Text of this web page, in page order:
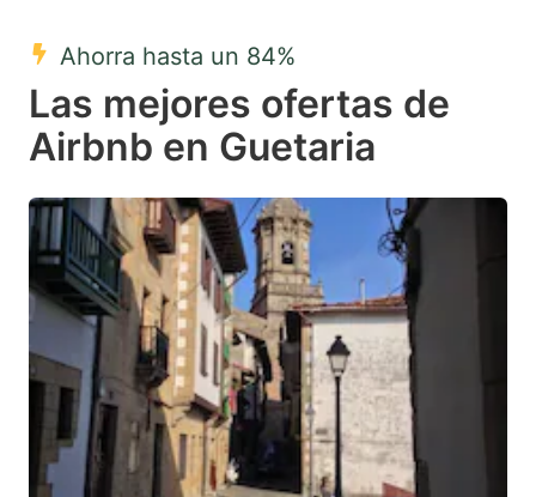
key
to
get
keyboard
shortcuts
for
changing
dates.
to
get
the
keyboard
shortcuts
changing
dates.
Ahorra hasta un 84%
Las mejores ofertas de
Airbnb en Guetaria